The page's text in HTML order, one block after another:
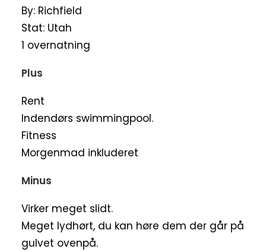
By: Richfield
Stat: Utah
1 overnatning
Plus
Rent
Indendørs swimmingpool.
Fitness
Morgenmad inkluderet
Minus
Virker meget slidt.
Meget lydhørt, du kan høre dem der går på
gulvet ovenpå.